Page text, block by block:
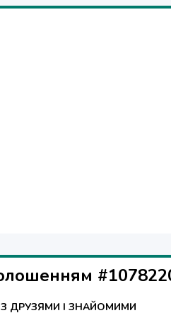
З ДРУЗЯМИ І ЗНАЙОМИМИ